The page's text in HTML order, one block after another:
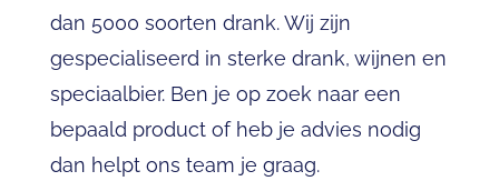
dan 5000 soorten drank. Wij zijn
gespecialiseerd in sterke drank, wijnen en
speciaalbier. Ben je op zoek naar een
bepaald product of heb je advies nodig
dan helpt ons team je graag.